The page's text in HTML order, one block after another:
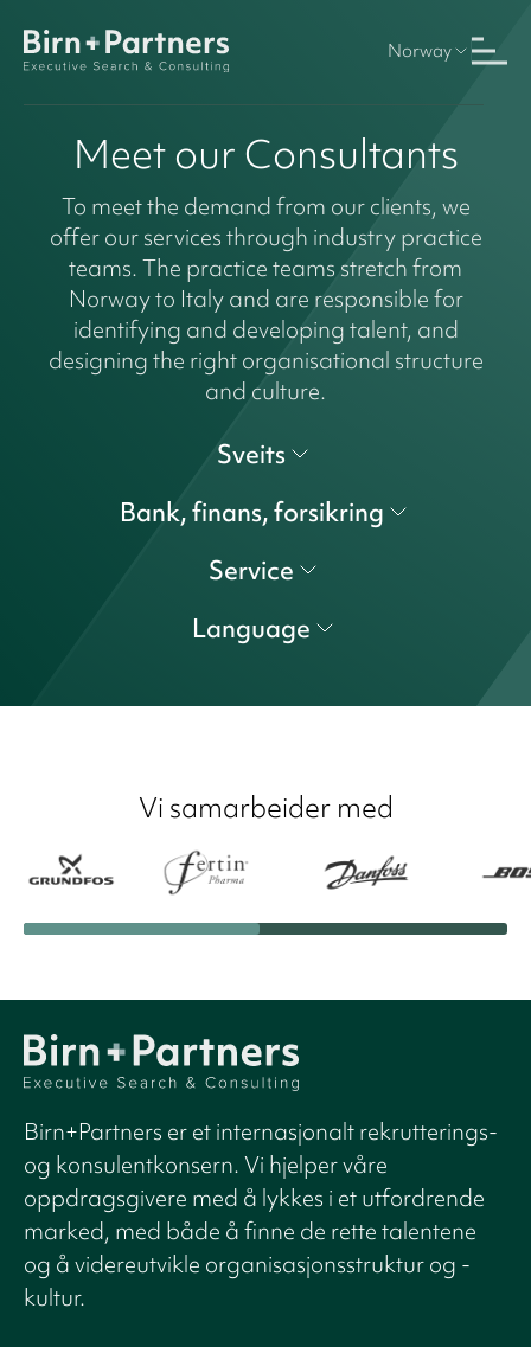
Norway
Meet our Consultants
To meet the demand from our clients, we
offer our services through industry practice
teams. The practice teams stretch from
Norway to Italy and are responsible for
identifying and developing talent, and
designing the right organisational structure
and culture.
Sveits
Bank, finans, forsikring
Service
Language
Vi samarbeider med
Birn+Partners er et internasjonalt rekrutterings-
og konsulentkonsern. Vi hjelper våre
oppdragsgivere med å lykkes i et utfordrende
marked, med både å finne de rette talentene
og å videreutvikle organisasjonsstruktur og -
kultur.